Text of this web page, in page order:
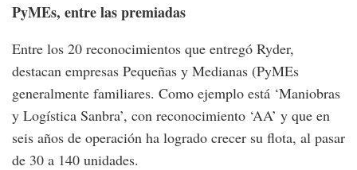
PyMEs, entre las premiadas
Entre los 20 reconocimientos que entregó Ryder,
destacan empresas Pequeñas y Medianas (PyMEs
generalmente familiares. Como ejemplo está ‘Maniobras
y Logística Sanbra’, con reconocimiento ‘AA’ y que en
seis años de operación ha logrado crecer su flota, al pasar
de 30 a 140 unidades.